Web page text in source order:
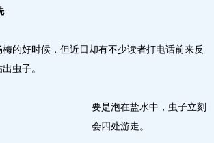
好时候，但近日却有不少读者打电话前来反
虫子。
要是泡在盐水中，虫子立刻
会四处游走。